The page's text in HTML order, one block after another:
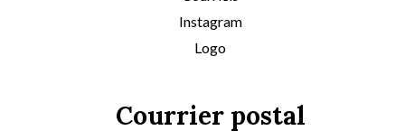
Instagram
Logo
Courrier postal